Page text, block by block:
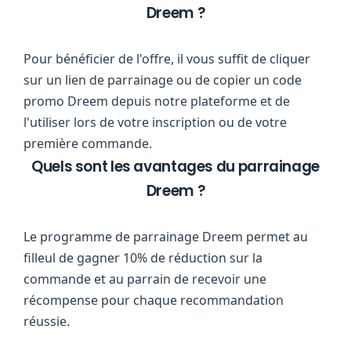
Dreem ?
Pour bénéficier de l'offre, il vous suffit de cliquer
sur un lien de parrainage ou de copier un code
promo Dreem depuis notre plateforme et de
l'utiliser lors de votre inscription ou de votre
première commande.
Quels sont les avantages du parrainage
Dreem ?
Le programme de parrainage Dreem permet au
filleul de gagner 10% de réduction sur la
commande et au parrain de recevoir une
récompense pour chaque recommandation
réussie.